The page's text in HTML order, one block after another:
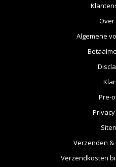
Over
Algemene
Pre-
Verzenden
Verzendkosten